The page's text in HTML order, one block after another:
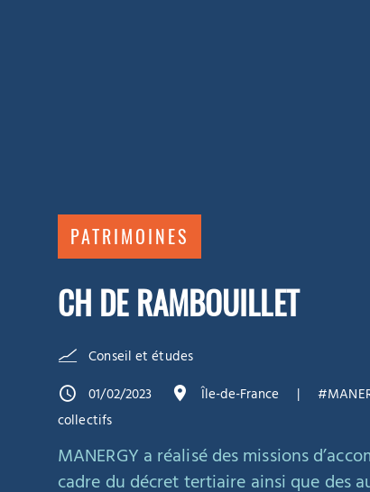
PATRIMOINES
CH DE RAMBOUILLET
Conseil et études
01/02/2023 Île-de-France
collectifs
MANERGY a réalisé des missions
cadre du décret tertiaire ainsi que des